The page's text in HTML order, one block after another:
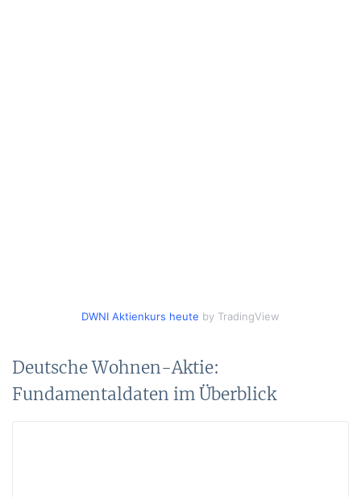
DWNI Aktienkurs heute by TradingView
Deutsche Wohnen-Aktie:
Fundamentaldaten im Überblick